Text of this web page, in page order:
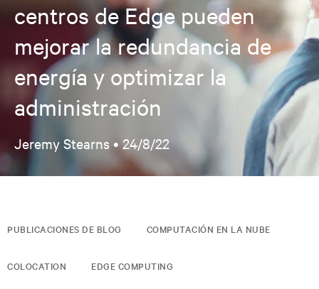
centros de Edge pueden
mejorar la redundancia de
energía y optimizar la
administración
Jeremy Stearns •24/8/22
PUBLICACIONES DE BLOG COMPUTACIÓN EN LA NUBE
COLOCATION EDGE COMPUTING